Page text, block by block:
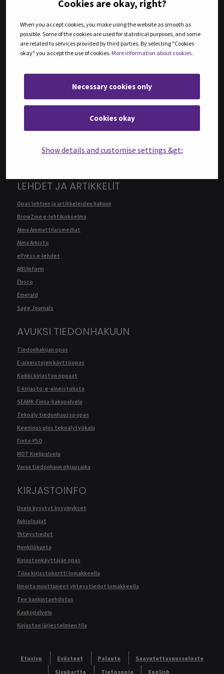
Cookies are okay, right?
When you accept cookies, you make using the website as smooth as
possible. Some of the cookies are used for statistical purposes, and some
are related to services provided by third parties. By selecting "Cookies
okay" you accept the use of cookies. More information about cookies.
Necessary cookies only
Cookies okay
Show details and customise settings &gt;
KIRJAT
Tiedonhakijan opas: Kirjat
E-kirjaopas
Bisneskirjasto
ProQuest Ebook Central
LEHDET JA ARTIKKELIT
Opas lehtien ja artikkeleiden hakuun
BrowZine e-lehtikokoelma
Alma Ammattilaismediat
Alma Arkisto
ePress e-lehdet
ABI/Inform
Ebsco
Emerald
Sage Journals
AVUKSI TIEDONHAKUUN
Tiedonhakijan opas
E-aineistojen käyttöopas
Kaikki kirjaston oppaat
E-kirjasto: e-aineistolista
SEAMK-Finna-hakupalvelu
Tekoäly tiedonhaussa opas
Keenious plus tekoälytyökalu
Finto-YSO
MOT Kielipalvelu
Varaa tiedonhaun ohjausaika
KIRJASTOINFO
Usein kysytyt kysymykset
Aukioloajat
Yhteystiedot
Henkilökunta
Kirjastonkäyttäjän opas
Tilaa kirjastokortti lomakkeella
Ilmoita muuttuneet yhteystiedot lomakkeella
Tee hankintaehdotus
Kaukopalvelu
Kirjaston järjestelmien tila
Etusivu Evästeet Palaute
Saavutettavuusseloste
Sivukartta
Tietosuoja English